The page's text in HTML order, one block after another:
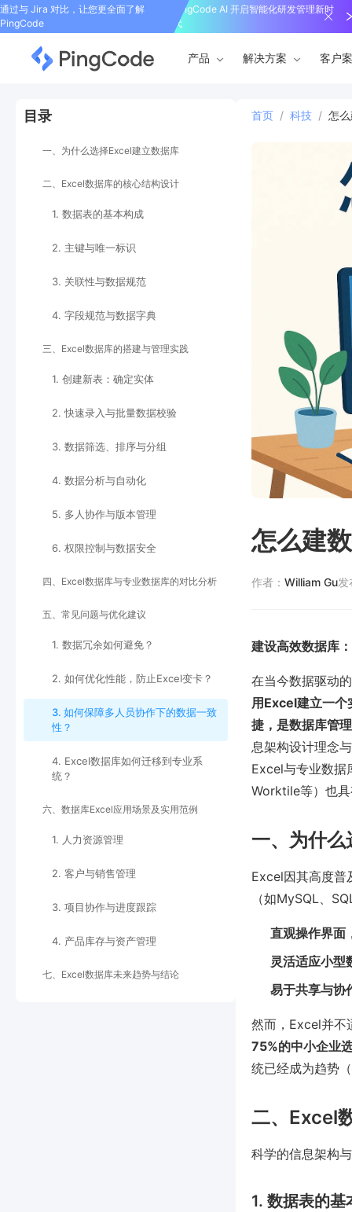
通过与 Jira 对比，让您更全面了解
PingCode
PingCode AI 开启智能化研发管理新时
代
产品 解决方案 客户
目录
一、为什么选择Excel建立数据库
二、Excel数据库的核心结构设计
1. 数据表的基本构成
2. 主键与唯一标识
3. 关联性与数据规范
4. 字段规范与数据字典
三、Excel数据库的搭建与管理实践
1. 创建新表：确定实体
2. 快速录入与批量数据校验
3. 数据筛选、排序与分组
4. 数据分析与自动化
5. 多人协作与版本管理
6. 权限控制与数据安全
四、Excel数据库与专业数据库的对比分析
五、常见问题与优化建议
1. 数据冗余如何避免？
2. 如何优化性能，防止Excel变卡？
3. 如何保障多人员协作下的数据一致
性？
4. Excel数据库如何迁移到专业系
统？
六、数据库Excel应用场景及实用范例
1. 人力资源管理
2. 客户与销售管理
3. 项目协作与进度跟踪
4. 产品库存与资产管理
七、Excel数据库未来趋势与结论
首页 / 科技 / 怎
怎么建
作者： William Gu发
建设高效数据库
在当今数据驱动
用Excel建立一个
捷，是数据库管
息架构设计理念
Excel与专业数据
Worktile等）也
一、为什
Excel因其高度普
（如MySQL、
直观操作界面
灵活适应小型
易于共享与协
然而，Excel并不
75%的中小企业
统已经成为趋势
二、Excel
科学的信息架构
1. 数据表的基